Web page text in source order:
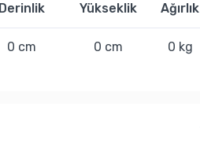
Derinlik Yükseklik Ağırlık
0 cm 0 cm 0 kg